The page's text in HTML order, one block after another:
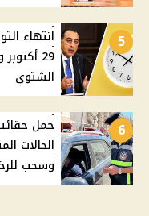
5
الشتوي
6
حمل
الحالات
وسحب